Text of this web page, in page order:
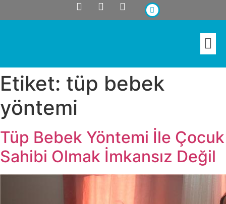
Etiket: tüp bebek
yöntemi
Tüp Bebek Yöntemi İle Çocuk
Sahibi Olmak İmkansız Değil